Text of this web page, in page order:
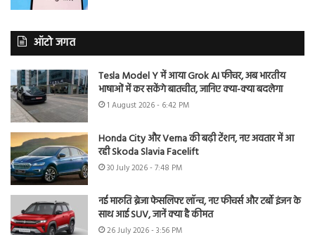
ऑटो जगत
Tesla Model Y में आया Grok AI फीचर, अब भारतीय
भाषाओं में कर सकेंगे बातचीत, जानिए क्या-क्या बदलेगा
1 August 2026 - 6:42 PM
Honda City और Verna की बढ़ी टेंशन, नए अवतार में आ
रही Skoda Slavia Facelift
30 July 2026 - 7:48 PM
नई मारुति ब्रेजा फेसलिफ्ट लॉन्च, नए फीचर्स और टर्बो इंजन के
साथ आई SUV, जानें क्या है कीमत
26 July 2026 - 3:56 PM